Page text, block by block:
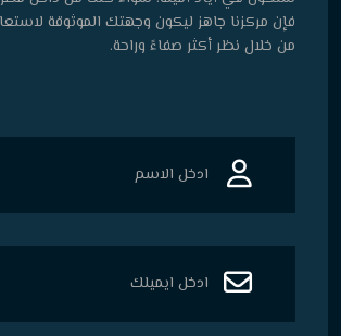
فإن مركزنا جاهز ليكون وجهتك الموثوقة
من خلال نظر أكثر صفاءً وراحة.